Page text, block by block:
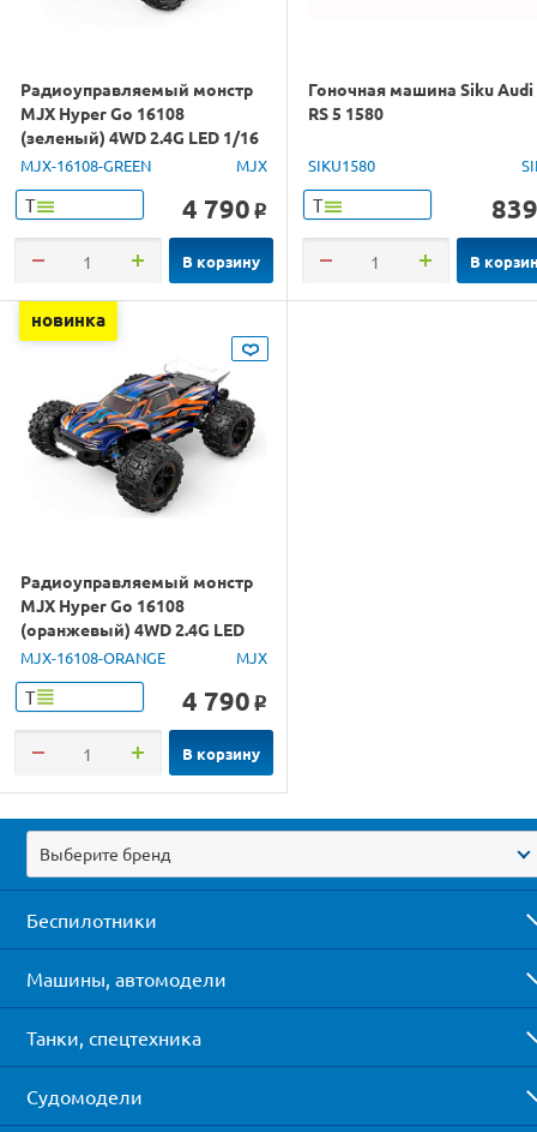
Радиоуправляемый монстр
MJX Hyper Go 16108
(зеленый) 4WD 2.4G LED 1/16
RTR
MJX-16108-GREEN MJX
Т 4 790 o
В корзину
Гоночная машина Siku Audi
RS 5 1580
SIKU1580
Т 839
В
новинка
Радиоуправляемый монстр
MJX Hyper Go 16108
(оранжевый) 4WD 2.4G LED
1/16 RTR
MJX-16108-ORANGE MJX
Т 4 790 o
В корзину
Выберите бренд
Беспилотники
Машины, автомодели
Танки, спецтехника
Судомодели